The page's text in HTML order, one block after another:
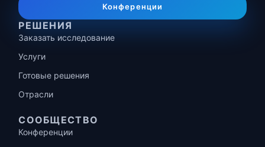
Конференции
РЕШЕНИЯ
Заказать исследование
Услуги
Готовые решения
Отрасли
СООБЩЕСТВО
Конференции